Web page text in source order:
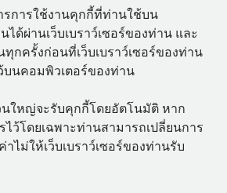
รการใช้งานคุกกี้ที่ท่านใช้บน
ด้ผ่านเว็บเบราว์เซอร์ของท่าน และ
กครั้งก่อนที่เว็บเบราว์เซอร์ของท่าน
บนคอมพิวเตอร์ของท่าน
นใหญ่จะรับคุกกี้โดยอัตโนมัติ หาก
ว้โดยเฉพาะท่านสามารถเปลี่ยนการ
ไม่ให้เว็บเบราว์เซอร์ของท่านรับ